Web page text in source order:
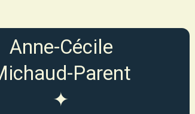
Anne-Cécile
Parent
✦